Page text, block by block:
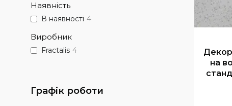
на
Наявність
В наявності 4
Виробник
Fractalis 4
Графік роботи